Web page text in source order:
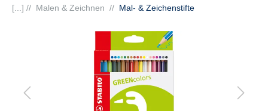
[...] // Malen & Zeichnen // Mal- & Zeichenstifte